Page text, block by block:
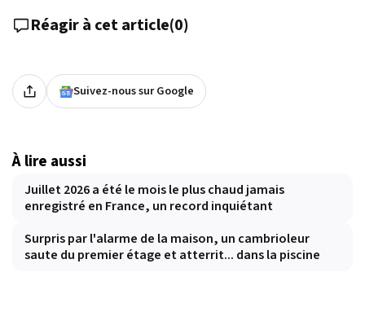
Réagir à cet article(0)
Suivez-nous sur Google
À lire aussi
Juillet 2026 a été le mois le plus chaud jamais
enregistré en France, un record inquiétant
Surpris par l'alarme de la maison, un cambrioleur
saute du premier étage et atterrit... dans la piscine